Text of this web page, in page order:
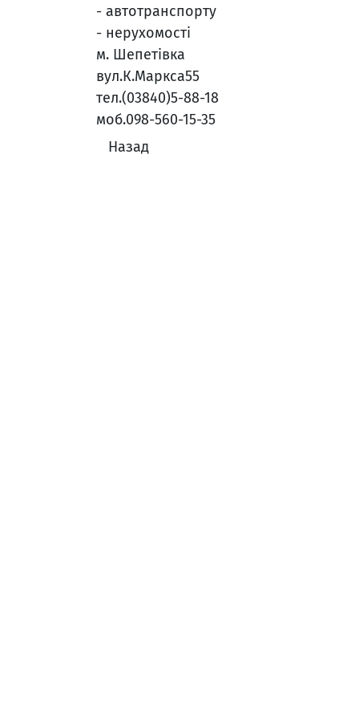
- автотранспорту
- нерухомості
м. Шепетівка
вул.К.Маркса55
тел.(03840)5-88-18
моб.098-560-15-35
Назад